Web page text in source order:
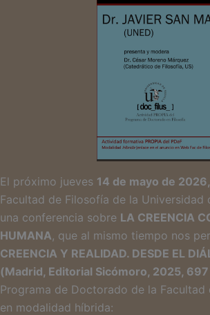
El próximo jueves 14 de mayo de
Facultad de Filosofía de la Universidad
una conferencia sobre LA CREENCIA
HUMANA, que al mismo tiempo nos
CREENCIA Y REALIDAD. DESDE EL
(Madrid, Editorial Sicómoro, 2025,
Programa de Doctorado de la
en modalidad híbrida: